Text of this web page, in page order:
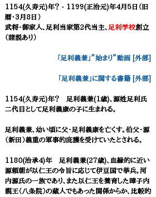
1154(久寿元)年？ - 1199(正治元)年4月5日（旧
暦・3月8日）
武将・御家人、足利当家第2代当主、 足利学校創立
（諸説あり ）
「足利義兼」”始まり”動画 [外部]
「足利義兼」に関する書籍 [外部]
1154(久寿元)年？ 足利義兼(1歳)、源姓足利氏
二代目として足利義康の子に生まれる。
足利義兼、幼い頃に父・足利義康を亡くす。伯父・源
（新田）義重の軍事的庇護を受けていたとされる。
1180(治承4)年 足利義兼(27歳)、血縁的に近い
源頼朝が以仁王の令旨に応じて伊豆国で挙兵。河
内源氏の一族であり、また以仁王を養育した暲子内
親王（八条院）の蔵人でもあった関係からか、比較的